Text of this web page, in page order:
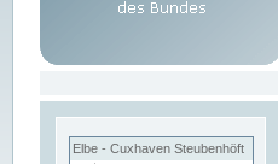
Elbe - Cuxhaven Steubenhöft